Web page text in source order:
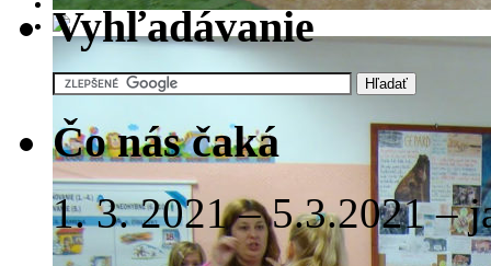
Vyhľadávanie
Čo nás čaká
1. 3. 2021 – 5.3.2021 –